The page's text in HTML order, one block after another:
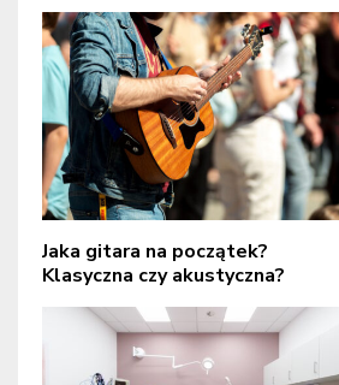
Jaka gitara na początek?
Klasyczna czy akustyczna?